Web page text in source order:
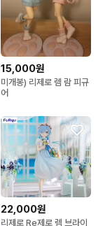
15,000원
미개봉) 리제로 렘 람 피규
어
22,000원
리제로 Re제로 렘 브라이